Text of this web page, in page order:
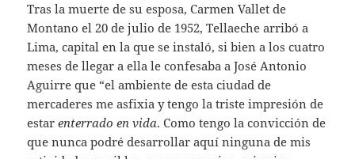
Tras la muerte de su esposa, Carmen Vallet de
Montano el 20 de julio de 1952, Tellaeche arribó a
Lima, capital en la que se instaló, si bien a los cuatro
meses de llegar a ella le confesaba a José Antonio
Aguirre que “el ambiente de esta ciudad de
mercaderes me asfixia y tengo la triste impresión de
estarenterrado en vida. Como tengo la convicción de
que nunca podré desarrollar aquí ninguna de mis